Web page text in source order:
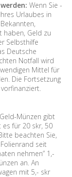
Wenn Sie -
Urlaubes in
haben, Geld zu
Selbsthilfe
Deutsche
Notfall wird
Mittel für
Die Fortsetzung
Geld-Münzen gibt
es für 20 skr, 50
beachten Sie,
seit
nehmen” 1,-
an. An
mit 5,- skr